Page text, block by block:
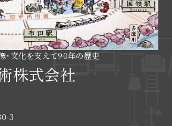
･文化を支えて90年の歴史
株式会社
3